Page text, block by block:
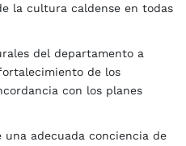
la cultura caldense en todas
del departamento a
de los
con los planes
una adecuada conciencia de